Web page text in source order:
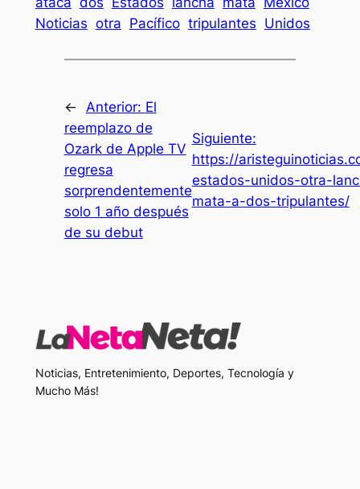
Noticias otra Pacífico tripulantes Unidos
← Anterior: El
reemplazo de
Ozark de Apple TV
regresa
sorprendentemente
solo 1 año después
de su debut
Siguiente:
https://
estados-unidos-otra-
mata-a-dos-tripulantes/
Noticias, Entretenimiento, Deportes, Tecnología y
Mucho Más!